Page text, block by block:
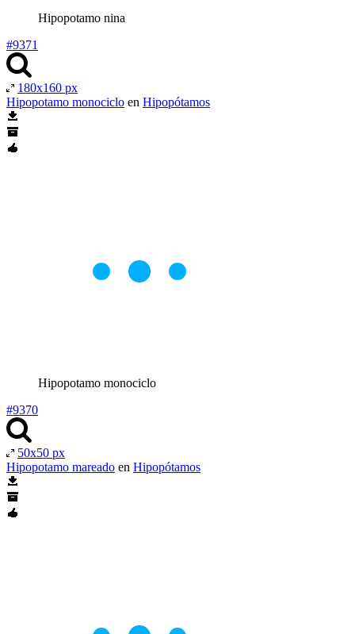
Hipopotamo nina
#9371
180x160 px
Hipopotamo monociclo en Hipopótamos
Hipopotamo monociclo
#9370
50x50 px
Hipopotamo mareado en Hipopótamos